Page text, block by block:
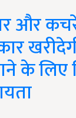
और
के लिए